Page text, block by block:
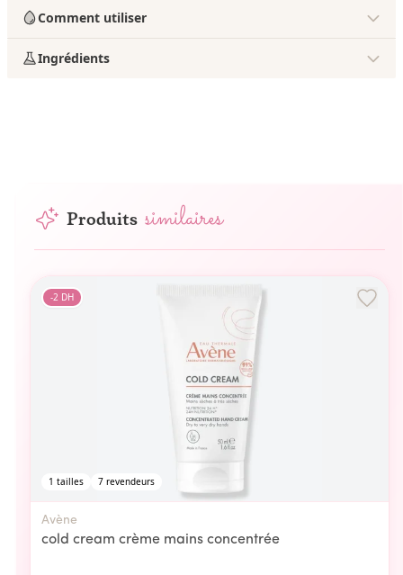
Comment utiliser
Ingrédients
Produits similaires
-2 DH
1 tailles 7revendeurs
Avène
cold cream crème mains concentrée